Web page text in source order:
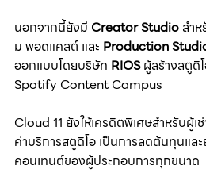
นอกจากนี้ยังมี Creator Studio สำ
ม พอดแคสต์ และ Production
ออกแบบโดยบริษัท RIOS ผู้สร้างสตูดิ
Spotify Content Campus
Cloud 11 ยังให้เครดิตพิเศษสำหรับผู้เ
ค่าบริการสตูดิโอ เป็นการลดต้นทุนแ
คอนเทนต์ของผู้ประกอบการทุกขนาด